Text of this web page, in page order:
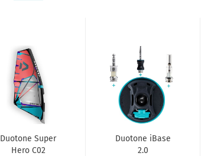
Duotone Super
Hero C02
Duotone iBase
2.0